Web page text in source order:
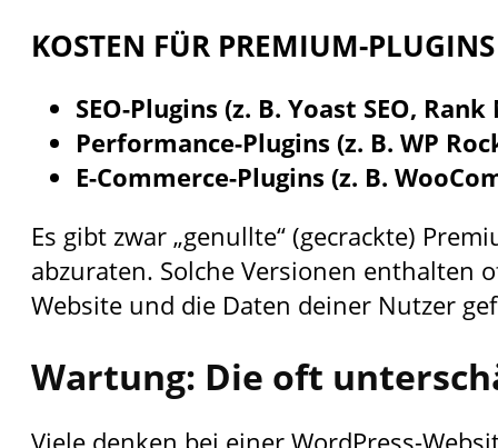
KOSTEN FÜR PREMIUM-PLUGINS
SEO-Plugins (z. B. Yoast SEO,
Performance-Plugins (z. B. WP
E-Commerce-Plugins (z. B.
Es gibt zwar „genullte“ (gecrackte)
abzuraten. Solche Versionen enthalten
Website und die Daten deiner Nutzer
Wartung: Die oft